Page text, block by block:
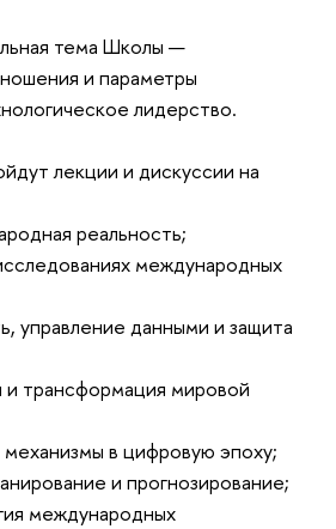
тема Школы —
и параметры
лидерство.
лекции и дискуссии на
реальность;
международных
управление данными и защита
трансформация мировой
в цифровую эпоху;
и прогнозирование;
международных